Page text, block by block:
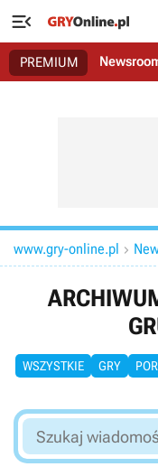

PREMIUM
www.gry-online.pl 
WSZYSTKIE GRY
Szukaj
wiadomości...